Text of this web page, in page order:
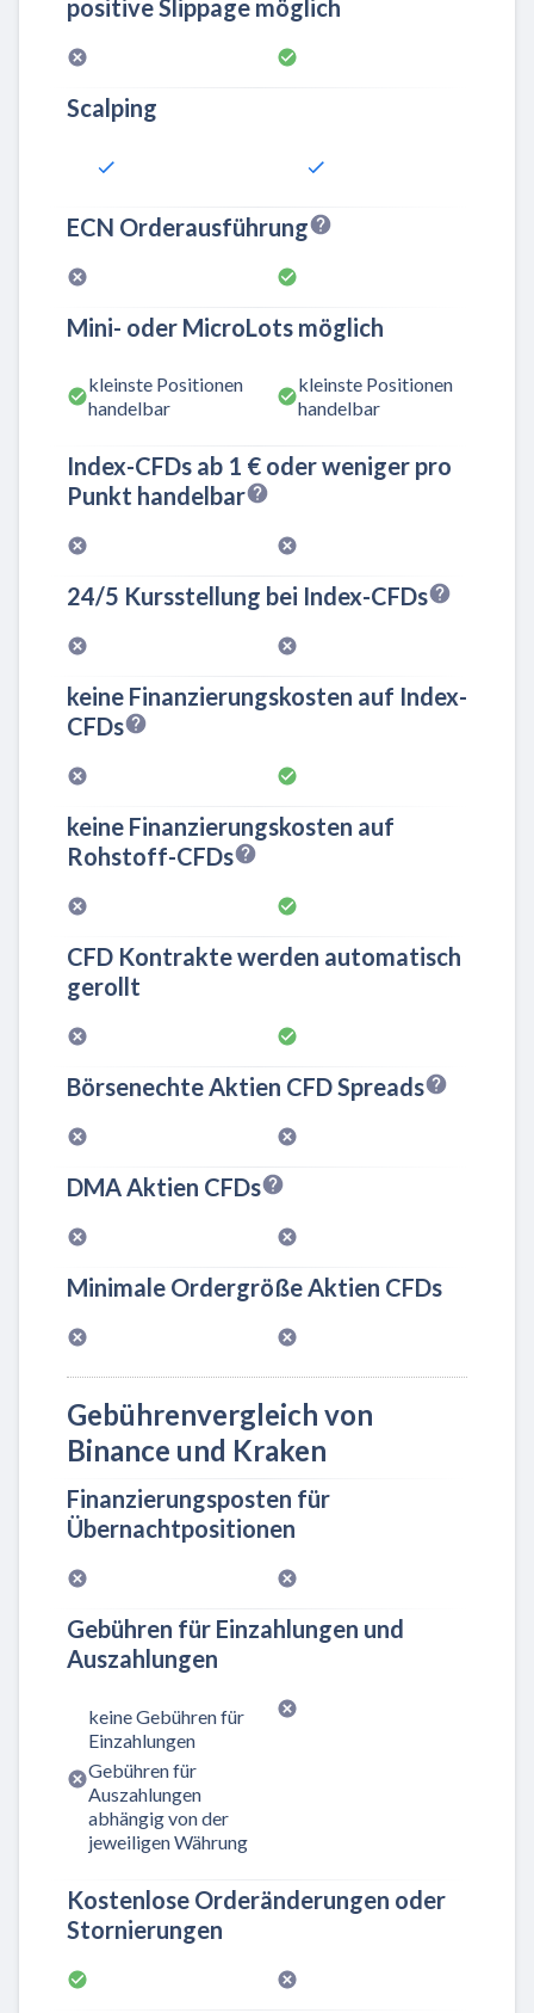
positive Slippage möglich
Scalping
ECN Orderausführung
Mini- oder MicroLots möglich
kleinste Positionen
handelbar
kleinste Positionen
handelbar
Index-CFDs ab 1 € oder weniger pro
Punkt handelbar
24/5 Kursstellung bei Index-CFDs
keine Finanzierungskosten auf Index-
CFDs
keine Finanzierungskosten auf
Rohstoff-CFDs
CFD Kontrakte werden automatisch
gerollt
Börsenechte Aktien CFD Spreads
DMA Aktien CFDs
Minimale Ordergröße Aktien CFDs
Gebührenvergleich von
Binance und Kraken
Finanzierungsposten für
Übernachtpositionen
Gebühren für Einzahlungen und
Auszahlungen
keine Gebühren für
Einzahlungen
Gebühren für
Auszahlungen
abhängig von der
jeweiligen Währung
Kostenlose Orderänderungen oder
Stornierungen